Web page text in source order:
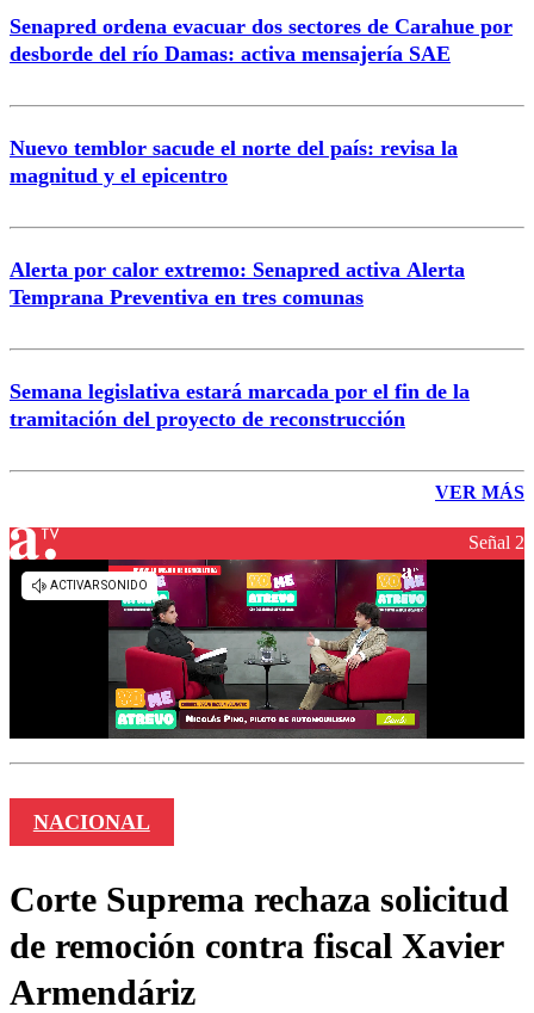
Senapred ordena evacuar dos sectores de Carahue por
desborde del río Damas: activa mensajería SAE
Nuevo temblor sacude el norte del país: revisa la
magnitud y el epicentro
Alerta por calor extremo: Senapred activa Alerta
Temprana Preventiva en tres comunas
Semana legislativa estará marcada por el fin de la
tramitación del proyecto de reconstrucción
VER MÁS
Señal 2
NACIONAL
Corte Suprema rechaza solicitud
de remoción contra fiscal Xavier
Armendáriz